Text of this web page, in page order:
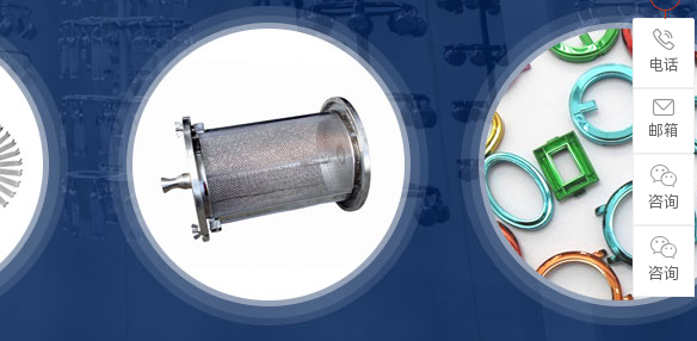
电话
邮箱
咨询
咨询